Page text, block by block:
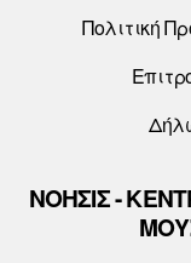
Πολιτική
ΝΟΗΣΙΣ -